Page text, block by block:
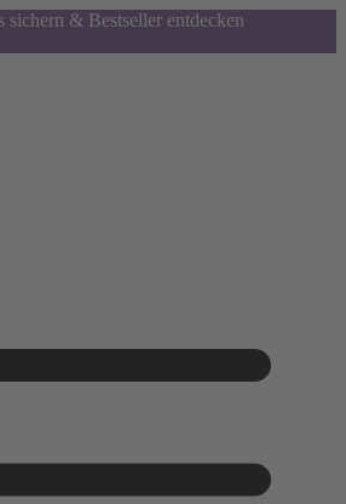
sichern & Bestseller entdecken